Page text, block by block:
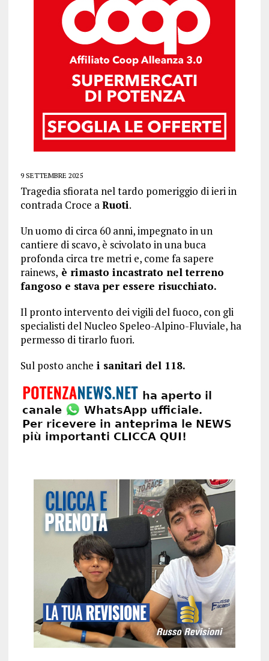
9 SETTEMBRE 2025
Tragedia sfiorata nel tardo pomeriggio di ieri in
contrada Croce aRuoti.
Un uomo di circa 60 anni, impegnato in un
cantiere di scavo, è scivolato in una buca
profonda circa tre metri e, come fa sapere
rainews, è rimasto incastrato nel terreno
fangoso e stava per essere risucchiato.
Il pronto intervento dei vigili del fuoco, con gli
specialisti del Nucleo Speleo-Alpino-Fluviale, ha
permesso di tirarlo fuori.
Sul posto anche i sanitari del 118.